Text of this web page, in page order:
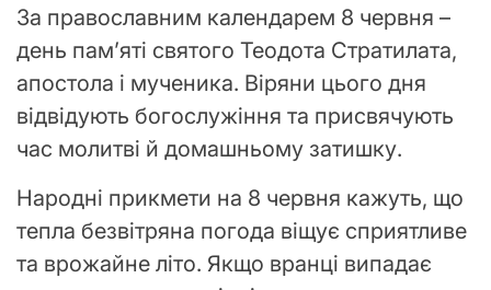
За православним календарем 8 червня –
день пам’яті святого Теодота Стратилата,
апостола і мученика. Віряни цього дня
відвідують богослужіння та присвячують
час молитві й домашньому затишку.
Народні прикмети на 8 червня кажуть, що
тепла безвітряна погода віщує сприятливе
та врожайне літо. Якщо вранці випадає